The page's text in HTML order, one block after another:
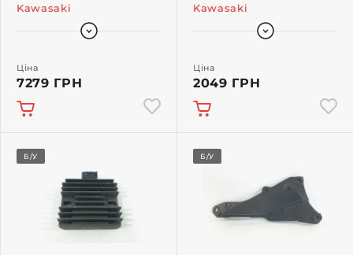
Kawasaki
Ціна
7279 ГРН
Kawasaki
Ціна
2049 ГРН
Б/У Б/У